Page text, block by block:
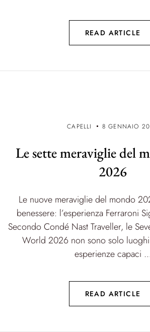
READ ARTICLE
CAPELLI 8 GENNAIO
Le sette meraviglie del
2026
Le nuove meraviglie del mondo
benessere: l’esperienza Ferraroni
Secondo Condé Nast Traveller, le
World 2026 non sono solo luoghi
esperienze capaci
READ ARTICLE